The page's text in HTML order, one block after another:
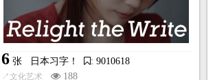
6 张 日本习字！ : 9010618
↗ 文化艺术 188